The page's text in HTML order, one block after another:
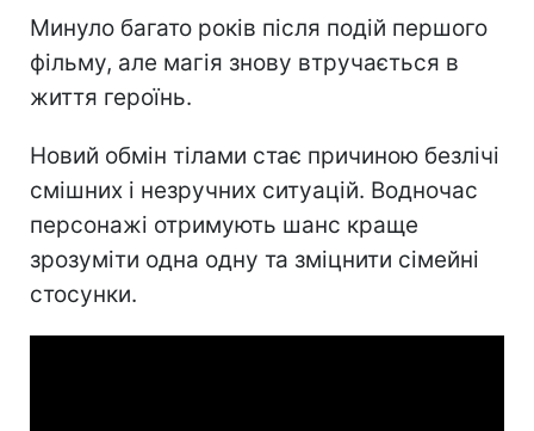
Минуло багато років після подій першого
фільму, але магія знову втручається в
життя героїнь.
Новий обмін тілами стає причиною безлічі
смішних і незручних ситуацій. Водночас
персонажі отримують шанс краще
зрозуміти одна одну та зміцнити сімейні
стосунки.